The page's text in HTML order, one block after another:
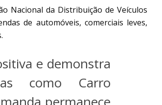
Nacional da Distribuição de Veículos
de automóveis, comerciais leves,
e demonstra
como Carro